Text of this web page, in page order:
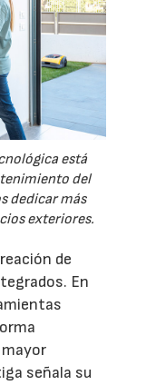
está
del
dedicar más
exteriores.
de
En
señala su